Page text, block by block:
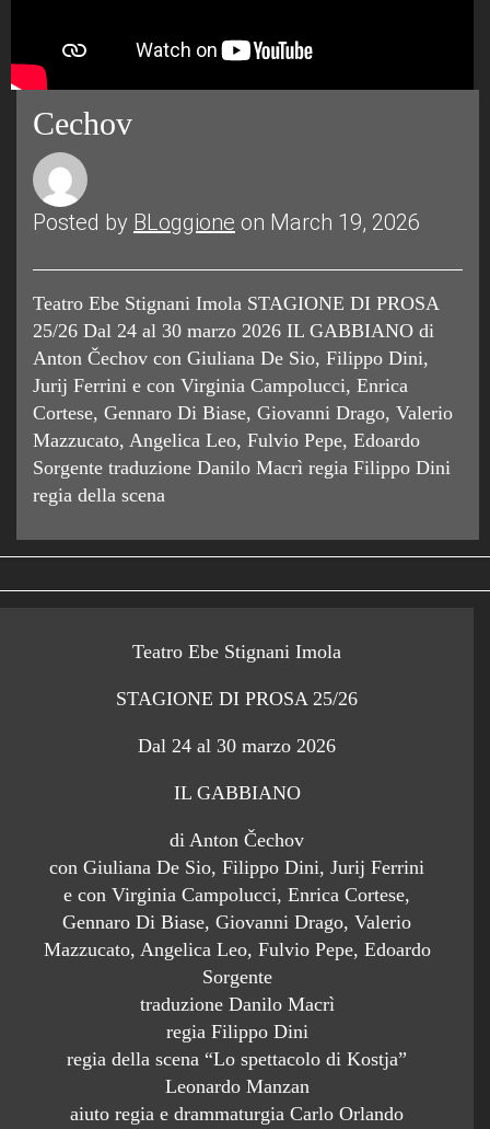
Cechov
Posted by BLoggione on March 19, 2026
Teatro Ebe Stignani Imola STAGIONE DI PROSA
25/26 Dal 24 al 30 marzo 2026 IL GABBIANO di
Anton Čechov con Giuliana De Sio, Filippo Dini,
Jurij Ferrini e con Virginia Campolucci, Enrica
Cortese, Gennaro Di Biase, Giovanni Drago, Valerio
Mazzucato, Angelica Leo, Fulvio Pepe, Edoardo
Sorgente traduzione Danilo Macrì regia Filippo Dini
regia della scena
Teatro Ebe Stignani Imola
STAGIONE DI PROSA 25/26
Dal 24 al 30 marzo 2026
IL GABBIANO
di Anton Čechov
con Giuliana De Sio, Filippo Dini, Jurij Ferrini
e con Virginia Campolucci, Enrica Cortese,
Gennaro Di Biase, Giovanni Drago, Valerio
Mazzucato, Angelica Leo, Fulvio Pepe, Edoardo
Sorgente
traduzione Danilo Macrì
regia Filippo Dini
regia della scena “Lo spettacolo di Kostja”
Leonardo Manzan
aiuto regia e drammaturgia Carlo Orlando